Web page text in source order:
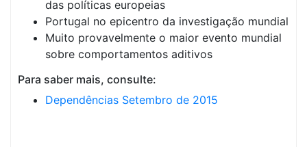
das políticas europeias
Portugal no epicentro da investigação mundial
Muito provavelmente o maior evento mundial
sobre comportamentos aditivos
Para saber mais, consulte:
Dependências Setembro de 2015